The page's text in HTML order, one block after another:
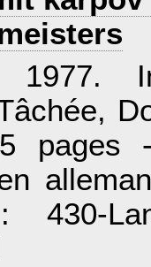
1977.
pages
430-